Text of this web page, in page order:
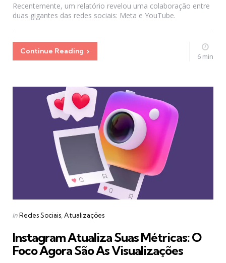
Recentemente, um relatório revelou uma colaboração entre
duas gigantes das redes sociais: Meta e YouTube.
Continue Reading
6 min
Categories
Posted
inRedes Sociais Atualizações
Instagram Atualiza Suas Métricas: O
Foco Agora São As Visualizações